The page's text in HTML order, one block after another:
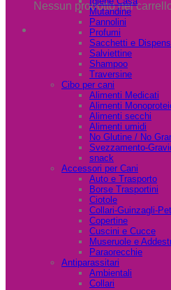
Nessun prodotto nel
Mutandine
Pannolini
Profumi
Sacchetti e
Salviettine
Shampoo
Traversine
Cibo per cani
Alimenti Medicati
Alimenti
Alimenti secchi
Alimenti umidi
No Glutine / No
Svezzamento-
snack
Accessori per Cani
Auto e Trasporto
Borse Trasportini
Ciotole
Collari-Guinzagli-
Copertine
Cuscini e Cucce
Museruole e
Paraorecchie
Antiparassitari
Ambientali
Collari